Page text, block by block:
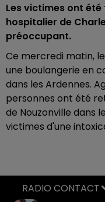
Les victimes ont
hospitalier de
préoccupant.
Ce mercredi matin,
une boulangerie en
dans les Ardennes.
personnes ont été
de Nouzonville dans
victimes d'une